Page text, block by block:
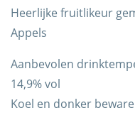
2026
Heerlijke fruitlikeur
Appels
Aanbevolen
14,9% vol
Koel en donker